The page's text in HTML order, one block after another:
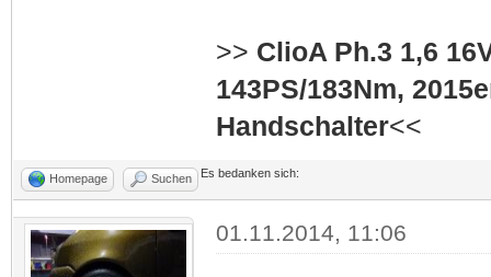
>> ClioA Ph.3 1,6
143PS/183Nm,
Handschalter<<
Homepage Suchen Es bedanken sich:
01.11.2014, 11:06